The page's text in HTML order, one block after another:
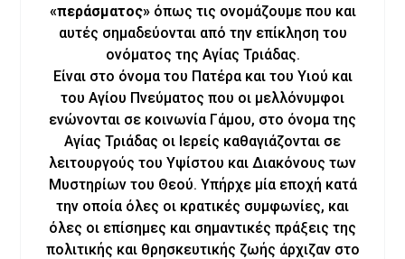
«περάσματος»όπως τις ονομάζουμε που και
αυτές σημαδεύονται από την επίκληση του
ονόματος της Αγίας Τριάδας.
Είναι στο όνομα του Πατέρα και του Υιού και
του Αγίου Πνεύματος που οι μελλόνυμφοι
ενώνονται σε κοινωνία Γάμου, στο όνομα της
Αγίας Τριάδας οι Ιερείς καθαγιάζονται σε
λειτουργούς του Υψίστου και Διακόνους των
Μυστηρίων του Θεού. Υπήρχε μία εποχή κατά
την οποία όλες οι κρατικές συμφωνίες, και
όλες οι επίσημες και σημαντικές πράξεις της
πολιτικής και θρησκευτικής ζωής άρχιζαν στο